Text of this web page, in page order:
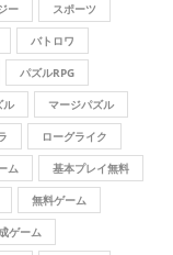
ー スポーツ
バトロワ
パズルRPG
ル マージパズル
ローグライク
ム 基本プレイ無料
無料ゲーム
ゲーム